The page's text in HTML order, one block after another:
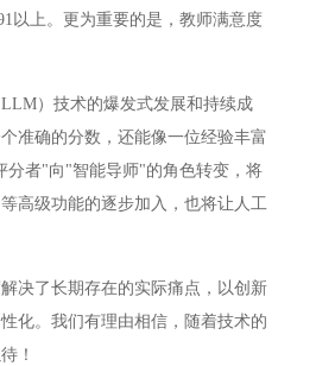
以上。更为重要的是，教师满意度
）技术的爆发式发展和持续成
准确的分数，还能像一位经验丰富
分者"向"智能导师"的角色转变，将
高级功能的逐步加入，也将让人工
决了长期存在的实际痛点，以创新
化。我们有理由相信，随着技术的
！